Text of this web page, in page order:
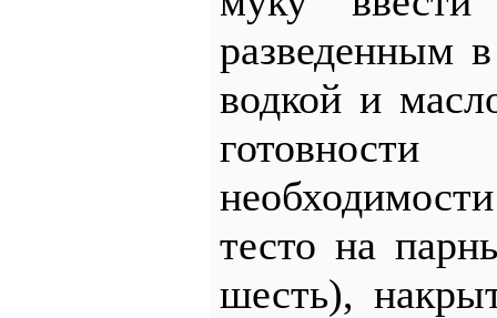
разведенным
водкой и
тесто на
шесть),